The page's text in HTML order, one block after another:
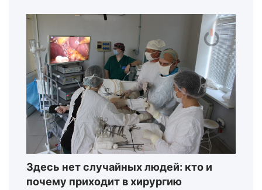
Здесь нет случайных людей: кто и
почему приходит в хирургию